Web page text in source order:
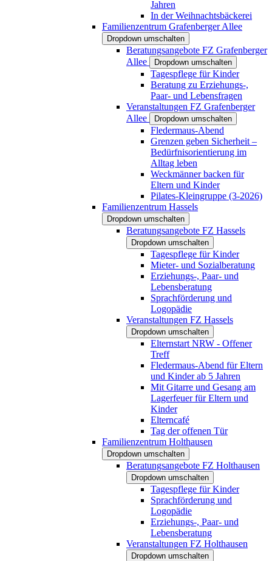
Jahren
In der Weihnachtsbäckerei
Familienzentrum Grafenberger Allee
Dropdown umschalten
Beratungsangebote FZ Grafenberger
Allee
Dropdown umschalten
Tagespflege für Kinder
Beratung zu Erziehungs-,
Paar- und Lebensfragen
Veranstaltungen FZ Grafenberger
Allee
Dropdown umschalten
Fledermaus-Abend
Grenzen geben Sicherheit –
Bedürfnisorientierung im
Alltag leben
Weckmänner backen für
Eltern und Kinder
Pilates-Kleingruppe (3-2026)
Familienzentrum Hassels
Dropdown umschalten
Beratungsangebote FZ Hassels
Dropdown umschalten
Tagespflege für Kinder
Mieter- und Sozialberatung
Erziehungs-, Paar- und
Lebensberatung
Sprachförderung und
Logopädie
Veranstaltungen FZ Hassels
Dropdown umschalten
Elternstart NRW - Offener
Treff
Fledermaus-Abend für Eltern
und Kinder ab 5 Jahren
Mit Gitarre und Gesang am
Lagerfeuer für Eltern und
Kinder
Elterncafé
Tag der offenen Tür
Familienzentrum Holthausen
Dropdown umschalten
Beratungsangebote FZ Holthausen
Dropdown umschalten
Tagespflege für Kinder
Sprachförderung und
Logopädie
Erziehungs-, Paar- und
Lebensberatung
Veranstaltungen FZ Holthausen
Dropdown umschalten